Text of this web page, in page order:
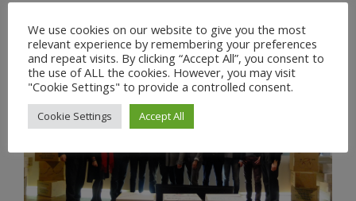
prodotti,
servizi
e
azioni
We use cookies on our website to give you the most
relevant experience by remembering your preferences
and repeat visits. By clicking “Accept All”, you consent to
the use of ALL the cookies. However, you may visit
"Cookie Settings" to provide a controlled consent.
Cookie Settings Accept All